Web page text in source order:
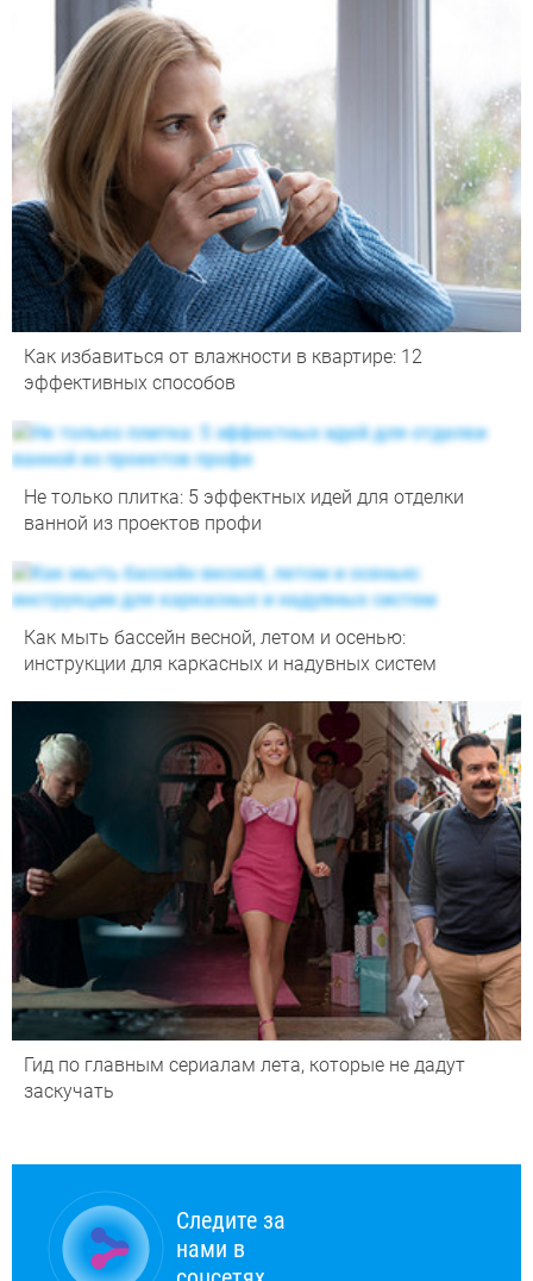
Как избавиться от влажности в квартире: 12
эффективных способов
Не только плитка: 5 эффектных идей для отделки
ванной из проектов профи
Как мыть бассейн весной, летом и осенью:
инструкции для каркасных и надувных систем
Гид по главным сериалам лета, которые не дадут
заскучать
Следите за
нами в